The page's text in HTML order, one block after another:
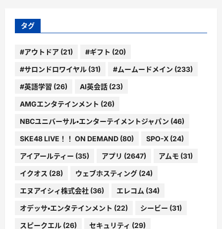
ー
タグ
#アウトドア (21) #ギフト (20)
#サロンドロワイヤル (31) #ムームードメイン (233)
#英語学習 (26) AI英会話 (23)
AMGエンタテインメント (26)
NBCユニバーサル・エンターテイメントジャパン (46)
SKE48 LIVE！！ ON DEMAND (80) SPO-X (24)
アイアールティー (35) アプリ (2647) アムモ (31)
イクオス (28) ウェブホスティング (24)
エヌアイシィ株式会社 (36) エレコム (34)
オデッサ・エンタテインメント (22) シービー (31)
スピークエル (26) セキュリティ (29)